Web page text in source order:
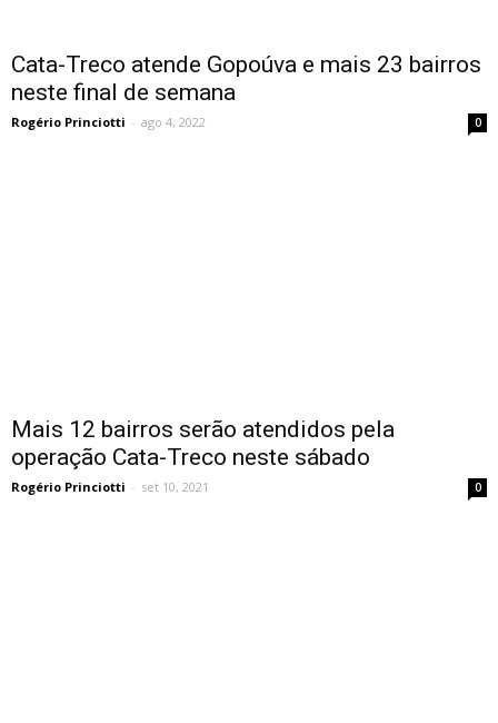
Cata-Treco atende Gopoúva e mais 23 bairros
neste final de semana
Rogério Princiotti - ago 4, 2022 0
Mais 12 bairros serão atendidos pela
operação Cata-Treco neste sábado
Rogério Princiotti - set 10, 2021 0